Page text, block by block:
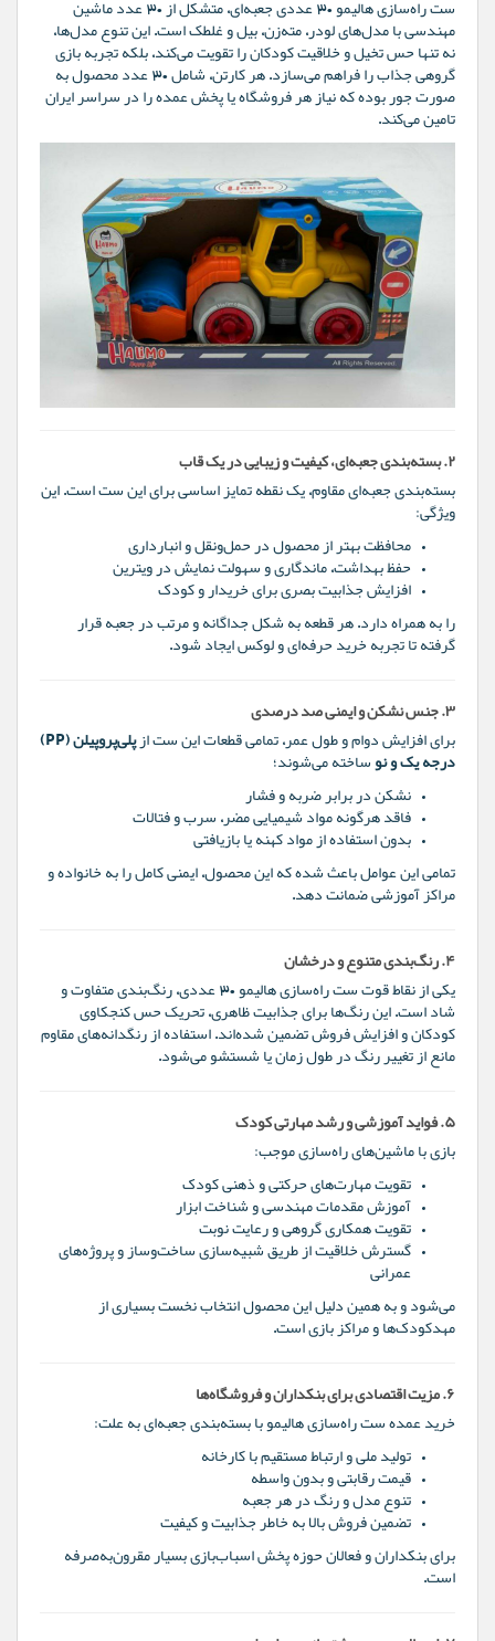
ست راه‌سازی هالیمو ۳۰ عددی جعبه‌ای، متشکل از ۳۰ عدد ماشین
مهندسی با مدل‌های لودر، مته‌زن، بیل و غلطک است. این تنوع مدل‌ها،
نه تنها حس تخیل و خلاقیت کودکان را تقویت می‌کند، بلکه تجربه بازی
گروهی جذاب را فراهم می‌سازد. هر کارتن، شامل ۳۰ عدد محصول به
صورت جور بوده که نیاز هر فروشگاه یا پخش عمده را در سراسر ایران
تامین می‌کند.
۲. بسته‌بندی جعبه‌ای، کیفیت و زیبایی در یک قاب
بسته‌بندی جعبه‌ای مقاوم، یک نقطه تمایز اساسی برای این ست است. این
ویژگی:
محافظت بهتر از محصول در حمل‌ونقل و انبارداری
حفظ بهداشت، ماندگاری و سهولت نمایش در ویترین
افزایش جذابیت بصری برای خریدار و کودک
را به همراه دارد. هر قطعه به ‌شکل جداگانه و مرتب در جعبه قرار
گرفته تا تجربه خرید حرفه‌ای و لوکس ایجاد شود.
۳. جنس نشکن و ایمنی صد درصدی
برای افزایش دوام و طول عمر، تمامی قطعات این ست از
پلی‌پروپیلن (PP)
درجه یک و نو ساخته می‌شوند؛
نشکن در برابر ضربه و فشار
فاقد هرگونه مواد شیمیایی مضر، سرب و فتالات
بدون استفاده از مواد کهنه یا بازیافتی
تمامی این عوامل باعث شده که این محصول، ایمنی کامل را به خانواده و
مراکز آموزشی ضمانت دهد.
۴. رنگ‌بندی متنوع و درخشان
یکی از نقاط قوت ست راه‌سازی هالیمو ۳۰ عددی، رنگ‌بندی متفاوت و
شاد است. این رنگ‌ها برای جذابیت ظاهری، تحریک حس کنجکاوی
کودکان و افزایش فروش تضمین شده‌اند. استفاده از رنگدانه‌های مقاوم
مانع از تغییر رنگ در طول زمان یا شستشو می‌شود.
۵. فواید آموزشی و رشد مهارتی کودک
بازی با ماشین‌های راه‌سازی موجب:
تقویت مهارت‌های حرکتی و ذهنی کودک
آموزش مقدمات مهندسی و شناخت ابزار
تقویت همکاری گروهی و رعایت نوبت
گسترش خلاقیت از طریق شبیه‌سازی ساخت‌وساز و پروژه‌های
عمرانی
می‌شود و به همین دلیل این محصول انتخاب نخست بسیاری از
مهدکودک‌ها و مراکز بازی است.
۶. مزیت اقتصادی برای بنکداران و فروشگاه‌ها
خرید عمده ست راه‌سازی هالیمو با بسته‌بندی جعبه‌ای به علت:
تولید ملی و ارتباط مستقیم با کارخانه
قیمت رقابتی و بدون واسطه
تنوع مدل و رنگ در هر جعبه
تضمین فروش بالا به خاطر جذابیت و کیفیت
برای بنکداران و فعالان حوزه پخش اسباب‌بازی بسیار مقرون‌به‌صرفه
است.